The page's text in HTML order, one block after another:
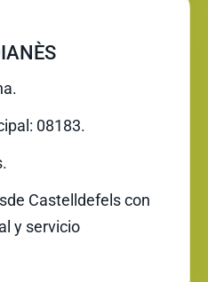
08183.
Castelldefels con
y servicio